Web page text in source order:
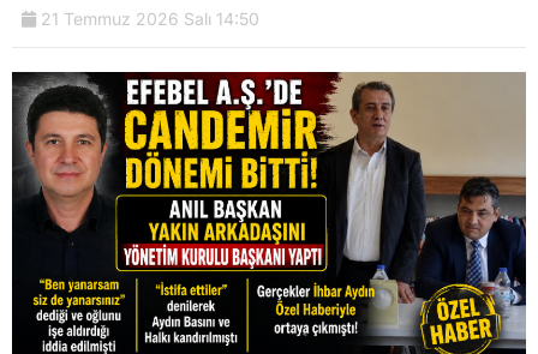
21 Temmuz 2026 Salı 14:50